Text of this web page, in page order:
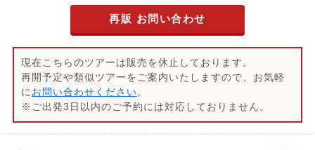
再販 お問い合わせ
現在こちらのツアーは販売を休止しております。
再開予定や類似ツアーをご案内いたしますので、お気軽
に お問い合わせください。
※ご出発3日以内のご予約には対応しておりません。